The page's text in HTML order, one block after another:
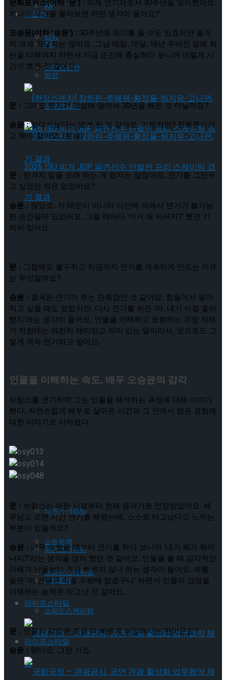
All
빙상
스포츠일반
[현장스케치] 장하린-주혜원-황정율-허지유-고나연, 2026
ISU 피겨 JGP 파견선수 선발전 프리 스케이팅 경기 결과
[현장스케치] 이규리-전효은-김지유-박하영, 2026 ISU 피겨
JGP 파견선수 선발전 프리 스케이팅 경기 결과
[현장스케치] 김민송-문지원-정수빈-이효원-최진아, 2026
Trending Tags
피겨스케이팅
쇼트트랙
스피드스케이팅
라이프스타일
스포츠
All
빙상
스포츠일반
ISU 피겨 JGP 파견선수 선발전 프리 스케이팅 경기 결과
[현장스케치] 이규리-전효은-김지유-박하영, 2026 ISU 피겨
ISU 피겨 JGP 파견선수 선발전 프리 스케이팅 경기 결과
Trending Tags
피겨스케이팅
쇼트트랙
스피드스케이팅
라이프스타일
문화포커스(이하 ‘문’) : 이제 연기자로서 30주년을 맞이했어요.
지나온 시간을 돌아보면 어떤 생각이 들어요?
오승윤(이하 ‘승윤’) : 30주년에 의미를 둘 수도 있겠지만 솔직
히 크게 와닿지는 않아요. 그냥 매일, 매달, 매년 주어진 일에 최
선을 다해야지 하면서 지금 순간에 충실하다 보니까 이렇게 시
간이 흐른 것 같아요.
문 : 그래도 연기가 적성에 맞아서 30년을 해온 것 아닐까요?
승윤 : 맞다기보다는 맞게 된 것 같아요. 기린처럼? 진화론이라
고 해야 할까요. (웃음)
문 : 한가지 일을 오래 하는 게 쉽지는 않잖아요. 연기를 그만두
고 싶었던 적은 없었어요?
승윤 : 많았죠. 저 때문이 아니라 타인에 의해서 연기가 불가능
한 순간들이 있었어요. 그럴 때마다 ‘이거 왜 이러지?’ 했던 기
억이 있어요.
문 : 그럼에도 불구하고 지금까지 연기를 계속하게 만드는 이유
는 무엇일까요?
승윤 : 결국은 연기가 주는 만족감인 것 같아요. 힘들어서 멀어
지고 싶을 때도 있었지만, 다시 연기를 하면 ‘아, 내가 이걸 좋아
했지’라는 생각이 들어요. 인물을 이해하고 표현하는 과정 자체
가 저한테는 여전히 재미있고 의미 있는 일이라서, 앞으로도 그
렇게 계속 연기하고 싶어요.
인물을 이해하는 속도, 배우 오승윤의 감각
브람스를 연기하며 그는 인물을 해석하는 과정에 대해 이야기
했다. 자연스럽게 배우로 살아온 시간과 그 안에서 얻은 경험에
대한 이야기로 이어졌다.
문 : 브람스는 어린 시절부터 천재 음악가로 인정받았어요. 배
우님도 오랜 시간 연기를 해왔는데, 스스로 타고났다고 느끼는
부분이 있을까요?
승윤 : 너무 어렸을 때부터 연기를 하다 보니까 ‘내가 뭐가 뛰어
나지?’라는 생각을 많이 했던 것 같아요. 인물을 볼 때 감각적인
이해가 남들보다 조금 빠르지 않나 하는 생각이 들어요. 예를
들면 ‘이 인물은 이럴 수밖에 없겠구나’ 하면서 인물의 감정을
이해하는 능력은 타고난 것 같아요.
문 : 인물의 감정에 조금 더 빠르게 이입하시는 편이군요?
승윤 : 맞아요. 그런 거죠.